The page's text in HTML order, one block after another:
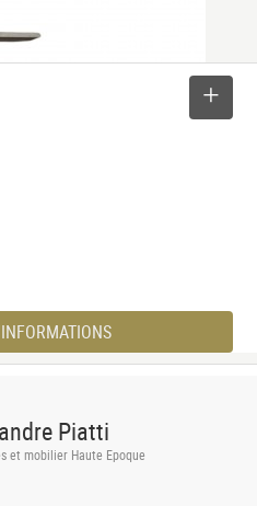
Piatti
et mobilier Haute Epoque